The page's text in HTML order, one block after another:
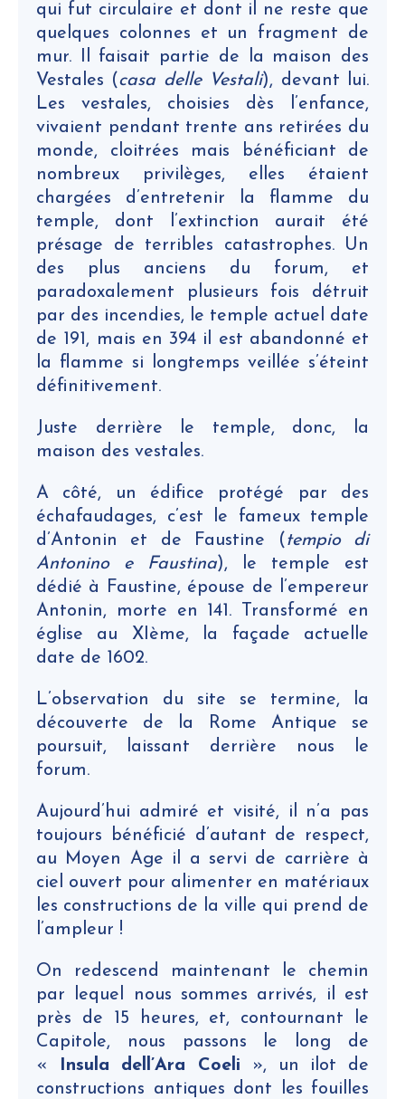
qui fut circulaire et dont il ne reste que
quelques colonnes et un fragment de
mur. Il faisait partie de la maison des
Vestales (casa delle Vestali), devant lui.
Les vestales, choisies dès l’enfance,
vivaient pendant trente ans retirées du
monde, cloitrées mais bénéficiant de
nombreux privilèges, elles étaient
chargées d’entretenir la flamme du
temple, dont l’extinction aurait été
présage de terribles catastrophes. Un
des plus anciens du forum, et
paradoxalement plusieurs fois détruit
par des incendies, le temple actuel date
de 191, mais en 394 il est abandonné et
la flamme si longtemps veillée s’éteint
définitivement.
Juste derrière le temple, donc, la
maison des vestales.
A côté, un édifice protégé par des
échafaudages, c’est le fameux temple
d’Antonin et de Faustine ( tempio di
Antonino e Faustina), le temple est
dédié à Faustine, épouse de l’empereur
Antonin, morte en 141. Transformé en
église au XIème, la façade actuelle
date de 1602.
L’observation du site se termine, la
découverte de la Rome Antique se
poursuit, laissant derrière nous le
forum.
Aujourd’hui admiré et visité, il n’a pas
toujours bénéficié d’autant de respect,
au Moyen Age il a servi de carrière à
ciel ouvert pour alimenter en matériaux
les constructions de la ville qui prend de
l’ampleur !
On redescend maintenant le chemin
par lequel nous sommes arrivés, il est
près de 15 heures, et, contournant le
Capitole, nous passons le long de
«
Insula dell’Ara Coeli », un ilot de
constructions antiques dont les fouilles